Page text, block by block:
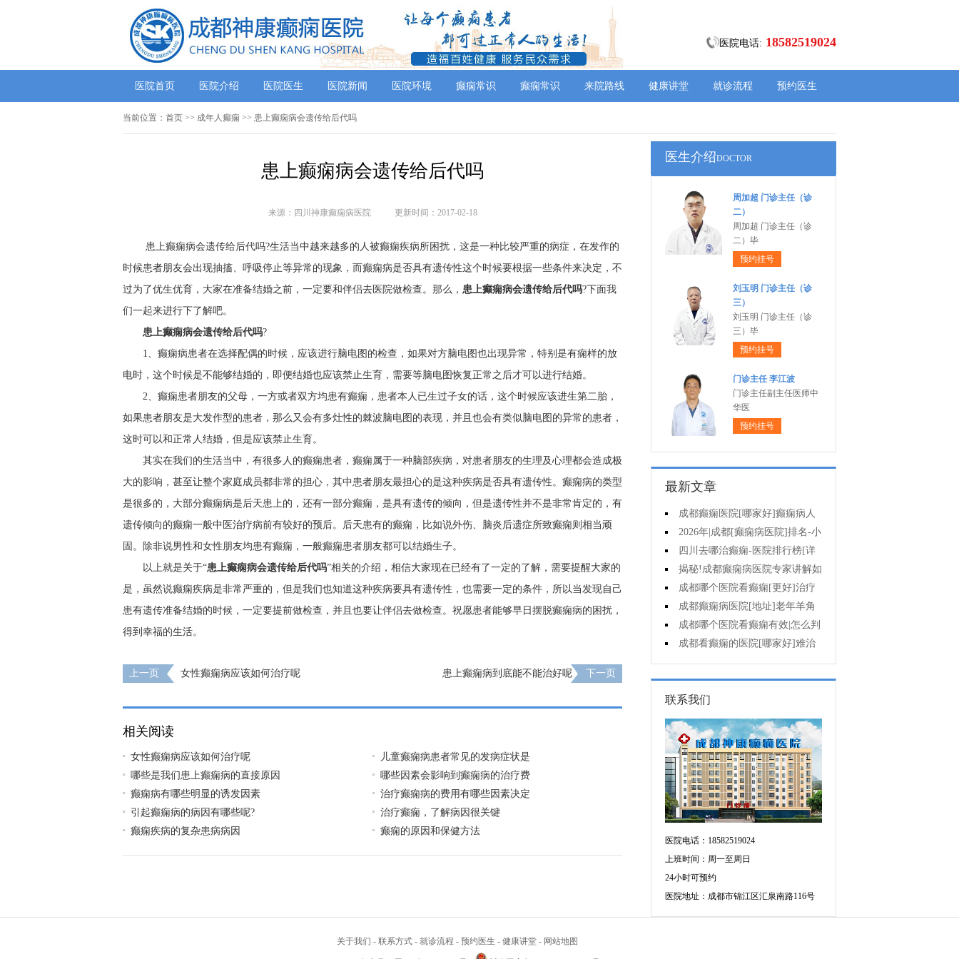
医院电话: 18582519024
医院首页 医院介绍 医院医生 医院新闻 医院环境 癫痫常识 癫痫常识 来院路线 健康讲堂 就诊流程 预约医生
当前位置： 首页 >> 成年人癫痫 >> 患上癫痫病会遗传给后代吗
患上癫痫病会遗传给后代吗
来源：四川神康癫痫病医院 更新时间：2017-02-18
患上癫痫病会遗传给后代吗?生活当中越来越多的人被癫痫疾病所困扰，这是一种比较严重的病症，在发作的
时候患者朋友会出现抽搐、呼吸停止等异常的现象，而癫痫病是否具有遗传性这个时候要根据一些条件来决定，不
过为了优生优育，大家在准备结婚之前，一定要和伴侣去医院做检查。那么， 患上癫痫病会遗传给后代吗?下面我
们一起来进行下了解吧。
患上癫痫病会遗传给后代吗?
1、癫痫病患者在选择配偶的时候，应该进行脑电图的检查，如果对方脑电图也出现异常，特别是有痫样的放
电时，这个时候是不能够结婚的，即便结婚也应该禁止生育，需要等脑电图恢复正常之后才可以进行结婚。
2、癫痫患者朋友的父母，一方或者双方均患有癫痫，患者本人已生过子女的话，这个时候应该进生第二胎，
如果患者朋友是大发作型的患者，那么又会有多灶性的棘波脑电图的表现，并且也会有类似脑电图的异常的患者，
这时可以和正常人结婚，但是应该禁止生育。
其实在我们的生活当中，有很多人的癫痫患者，癫痫属于一种脑部疾病，对患者朋友的生理及心理都会造成极
大的影响，甚至让整个家庭成员都非常的担心，其中患者朋友最担心的是这种疾病是否具有遗传性。癫痫病的类型
是很多的，大部分癫痫病是后天患上的，还有一部分癫痫，是具有遗传的倾向，但是遗传性并不是非常肯定的，有
遗传倾向的癫痫一般中医治疗病前有较好的预后。后天患有的癫痫，比如说外伤、脑炎后遗症所致癫痫则相当顽
固。除非说男性和女性朋友均患有癫痫，一般癫痫患者朋友都可以结婚生子。
以上就是关于“患上癫痫病会遗传给后代吗”相关的介绍，相信大家现在已经有了一定的了解，需要提醒大家的
是，虽然说癫痫疾病是非常严重的，但是我们也知道这种疾病要具有遗传性，也需要一定的条件，所以当发现自己
患有遗传准备结婚的时候，一定要提前做检查，并且也要让伴侣去做检查。祝愿患者能够早日摆脱癫痫病的困扰，
得到幸福的生活。
上一页 女性癫痫病应该如何治疗呢 患上癫痫病到底能不能治好呢 下一页
相关阅读
女性癫痫病应该如何治疗呢
儿童癫痫病患者常见的发病症状是
哪些是我们患上癫痫病的直接原因
哪些因素会影响到癫痫病的治疗费
癫痫病有哪些明显的诱发因素
治疗癫痫病的费用有哪些因素决定
引起癫痫病的病因有哪些呢?
治疗癫痫，了解病因很关键
癫痫疾病的复杂患病病因
癫痫的原因和保健方法
医生介绍DOCTOR
周加超 门诊主任（诊
二）
周加超 门诊主任（诊
二）毕
预约挂号
刘玉明 门诊主任（诊
三）
刘玉明 门诊主任（诊
三）毕
预约挂号
门诊主任 李江波
门诊主任副主任医师中
华医
预约挂号
最新文章
成都癫痫医院[哪家好]癫痫病人
能活多久?
2026年|成都[癫痫病医院]排名-小
儿癫痫症状是什么?
四川去哪治癫痫-医院排行榜[详
细排名]儿童癫痫治疗要注意什么?
揭秘!成都癫痫病医院专家讲解如
何避免癫痫病的遗传给孩子?
成都哪个医院看癫痫[更好]治疗
癫痫的药物不良反应是什么?
成都癫痫病医院[地址]老年羊角
风心理怎么调整?
成都哪个医院看癫痫有效|怎么判
断癫痫有没有发作?
成都看癫痫的医院[哪家好]难治
性癫痫怎么治疗呢?
联系我们
医院电话：18582519024
上班时间：周一至周日
24小时可预约
医院地址：成都市锦江区汇泉南路116号
关于我们 - 联系方式 - 就诊流程 - 预约医生 - 健康讲堂 - 网站地图